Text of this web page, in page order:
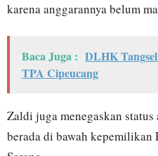
karena anggarannya belum
Baca Juga : DLHK
TPA Cipeucang
Zaldi juga menegaskan
berada di bawah kepemilikan